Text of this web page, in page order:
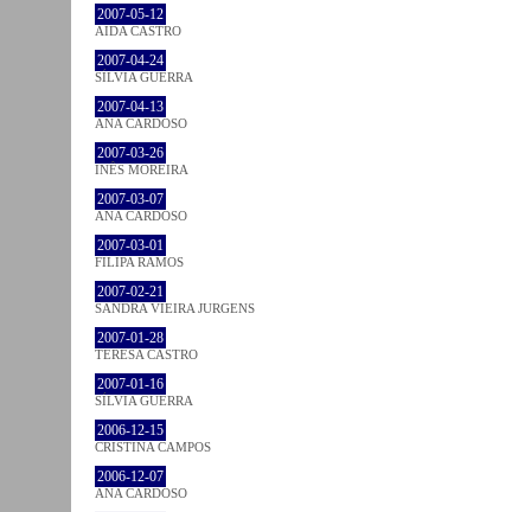
2007-05-12
AIDA CASTRO
2007-04-24
SÍLVIA GUERRA
2007-04-13
ANA CARDOSO
2007-03-26
INÊS MOREIRA
2007-03-07
ANA CARDOSO
2007-03-01
FILIPA RAMOS
2007-02-21
SANDRA VIEIRA JURGENS
2007-01-28
TERESA CASTRO
2007-01-16
SÍLVIA GUERRA
2006-12-15
CRISTINA CAMPOS
2006-12-07
ANA CARDOSO